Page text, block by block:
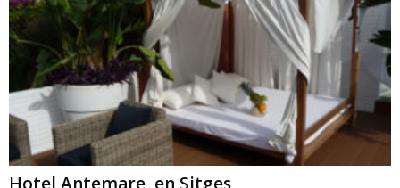
Hotel Antemare, en Sitges